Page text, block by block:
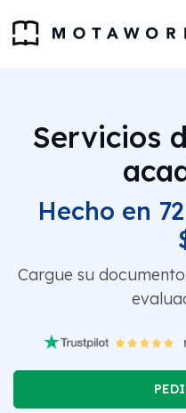
Servicios
Hecho en
Cargue su